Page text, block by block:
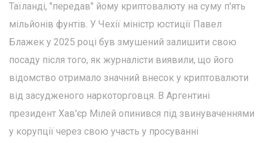
Таїланді, "передав" йому криптовалюту на суму п'ять
мільйонів фунтів. У Чехії міністр юстиції Павел
Блажек у 2025 році був змушений залишити свою
посаду після того, як журналісти виявили, що його
відомство отримало значний внесок у криптовалюти
від засудженого наркоторговця. В Аргентині
президент Хав'єр Мілей опинився під звинуваченнями
у корупції через свою участь у просуванні